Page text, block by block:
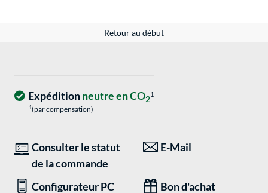
Retour au début
Expéditionneutre en CO21
1(par compensation)
Consulter le statut
de la commande
E-Mail
Configurateur PC Bon d'achat